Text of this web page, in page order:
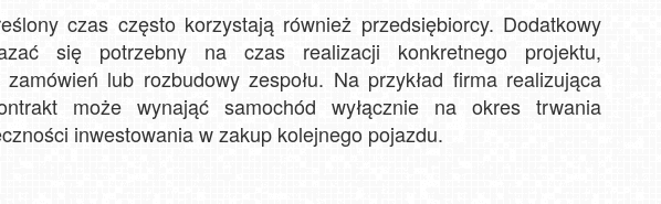
czas często korzystają również przedsiębiorcy. Dodatkowy
się potrzebny na czas realizacji konkretnego projektu,
lub rozbudowy zespołu. Na przykład firma realizująca
może wynająć samochód wyłącznie na okres trwania
inwestowania w zakup kolejnego pojazdu.